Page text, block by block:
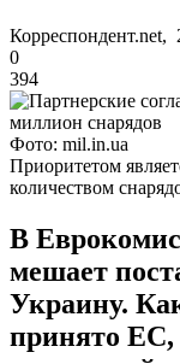
Корреспондент.net,
0
394
Фото: mil.in.ua
Приоритетом
количеством
В
мешает
Украину.
принято ЕС,